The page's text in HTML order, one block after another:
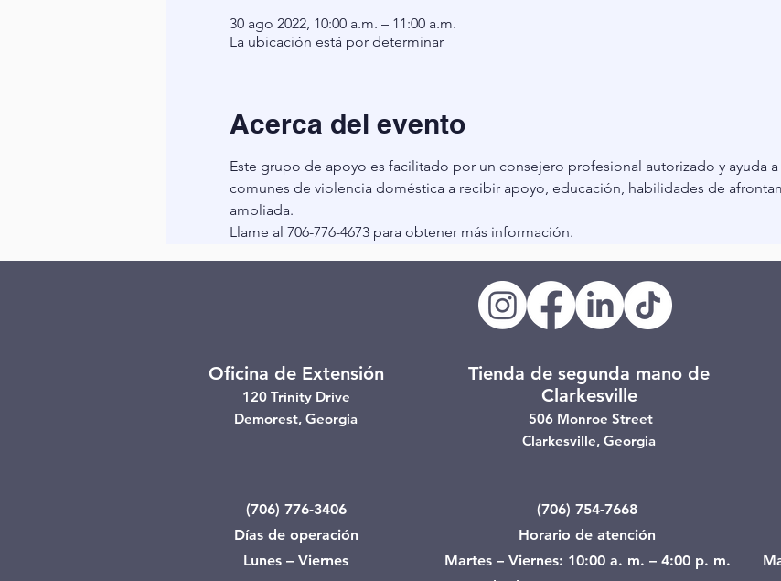
30 ago 2022, 10:00 a.m. – 11:00 a.m.
La ubicación está por determinar
Acerca del evento
Este grupo de apoyo es facilitado por un consejero profesional autorizado y ayuda
comunes de violencia doméstica a recibir apoyo, educación, habilidades de
ampliada.
Llame al 706-776-4673 para obtener más información.
Oficina de Extensión
120 Trinity Drive
Demorest, Georgia
Tienda de segunda mano de
Clarkesville
506 Monroe Street
Clarkesville, Georgia
(706) 776-3406
Días de operación
Lunes – Viernes
(706) 754-7668
Horario de atención
Martes – Viernes: 10:00 a. m. – 4:00 p. m.